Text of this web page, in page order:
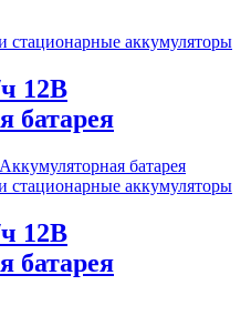
стационарные аккумуляторы
12В
батарея
стационарные аккумуляторы
12В
батарея